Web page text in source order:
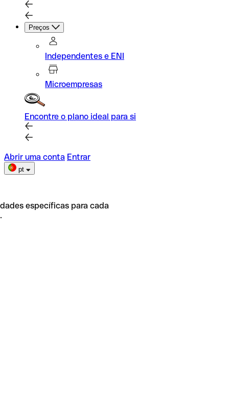
Preços
Independentes e ENI
Microempresas
Encontre o plano ideal para si
Abrir uma conta Entrar
pt
específicas para cada